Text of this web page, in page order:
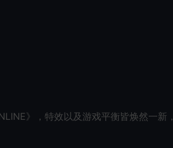
》，特效以及游戏平衡皆焕然一新，